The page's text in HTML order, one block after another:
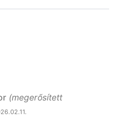
(megerősített